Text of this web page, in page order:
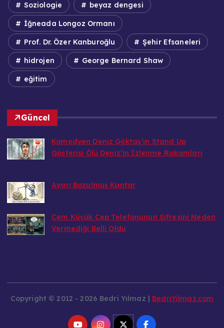
Soziologie beyaz dengesi
İğneada Longoz Ormanı
Prof. Dr. Özer Kanburoğlu Şehir Efsaneleri
hidrojen George Bernard Shaw
eğitim
Güncel
Komedyen Deniz Göktaş’ın Stand Up
Gösterisi Ölü Deniz’in İzlenme Rakamları
Ayarı Bozulmuş Kantar
Cem Küçük Cep Telefonunun Şifresini Neden
Vermediği Belli Oldu
Copyright © 2012 - 2026 Bedri Yılmaz | BedriYilmaz.com